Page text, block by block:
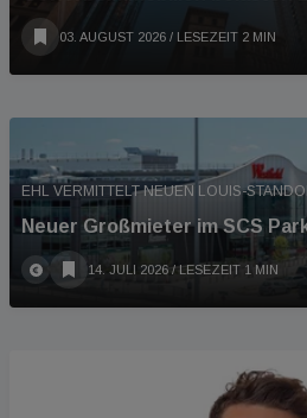
03. AUGUST 2026 / LESEZEIT 2 MIN
EHL VERMITTELT NEUEN LOUIS-
Neuer Großmieter im SCS
14. JULI 2026 / LESEZEIT 1 MIN